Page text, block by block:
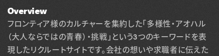
Overview
フロンティア様のカルチャーを集約した「多様性・アオハル
（大人ならではの青春）・挑戦」という3つのキーワードを表
現したリクルートサイトです。会社の想いや求職者に伝えた